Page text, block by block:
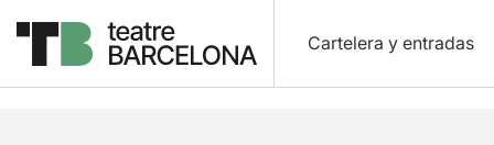
Cartelera y entradas